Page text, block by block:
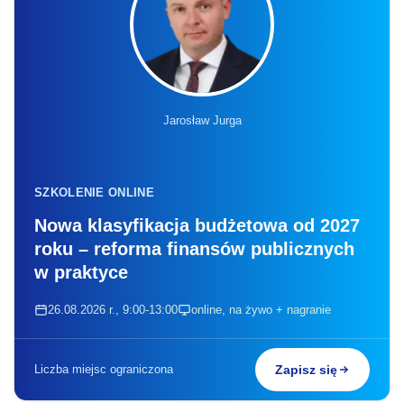
Jarosław Jurga
SZKOLENIE ONLINE
Nowa klasyfikacja budżetowa od 2027
roku – reforma finansów publicznych
w praktyce
26.08.2026 r., 9:00-13:00 online, na żywo + nagranie
Liczba miejsc ograniczona Zapisz się